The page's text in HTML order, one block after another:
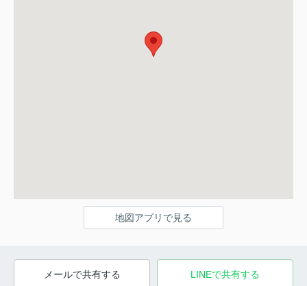
地図アプリで見る
メールで共有する LINEで共有する